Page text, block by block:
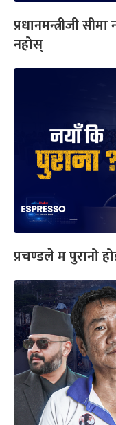
प्रधानमन्त्रीजी
नहोस्
प्रचण्डले म पुरानो